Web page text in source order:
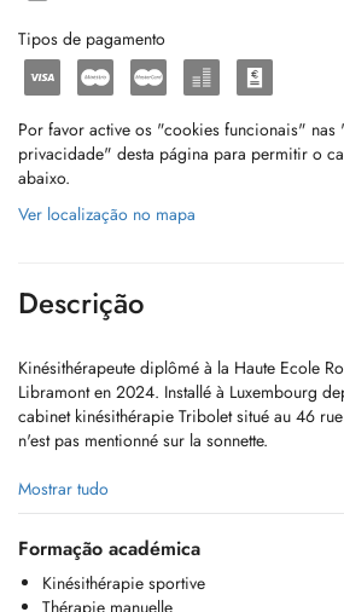
Tipos de pagamento
Por favor active os "cookies funcionais"
privacidade" desta página para permitir o
abaixo.
Ver localização no mapa
Descrição
Kinésithérapeute diplômé à la Haute Ecole
Libramont en 2024. Installé à Luxembourg
cabinet kinésithérapie Tribolet situé au 46
n'est pas mentionné sur la sonnette.
Physiotherapist graduated from the Haute
Libramont in 2024.
I have been living in Luxembourg for two
Physical Therapy Clinic, located at 46 Rue
listed on the doorbell.
Mostrar tudo
Formação académica
Kinésithérapie sportive
Thérapie manuelle